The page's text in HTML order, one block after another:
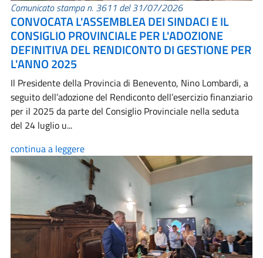
Comunicato stampa n. 3611 del 31/07/2026
CONVOCATA L'ASSEMBLEA DEI SINDACI E IL
CONSIGLIO PROVINCIALE PER L'ADOZIONE
DEFINITIVA DEL RENDICONTO DI GESTIONE PER
L'ANNO 2025
Il Presidente della Provincia di Benevento, Nino Lombardi, a
seguito dell’adozione del Rendiconto dell’esercizio finanziario
per il 2025 da parte del Consiglio Provinciale nella seduta
del 24 luglio u...
continua a leggere